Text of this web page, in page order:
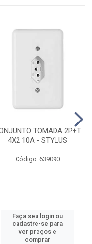
TOMADA 2P+T
4X2 10A - STYLUS
Código: 639090
Faça seu login ou
cadastre-se para
ver preços e
comprar